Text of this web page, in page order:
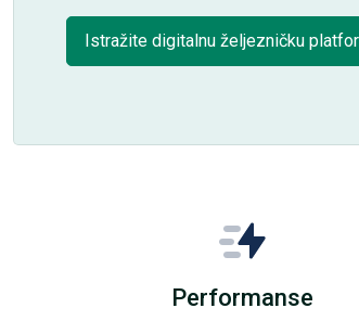
Istražite digitalnu željezničku
Performanse